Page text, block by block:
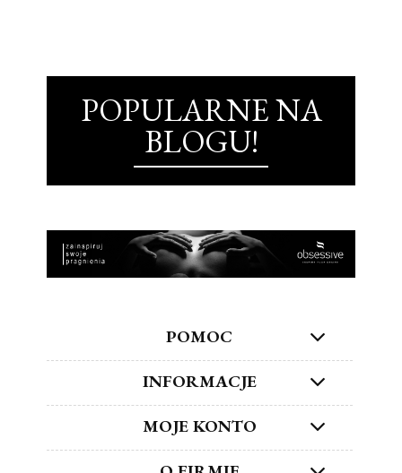
POPULARNE NA
BLOGU!
POMOC
INFORMACJE
MOJE KONTO